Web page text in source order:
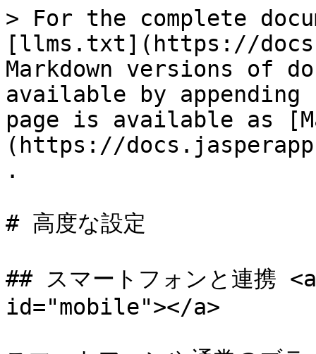
> For the complete
[llms.txt](https://
Markdown versions of
available by
page is available as
(https://
.
# 高度な設定
## スマートフォンと連携
id="mobile"></a>